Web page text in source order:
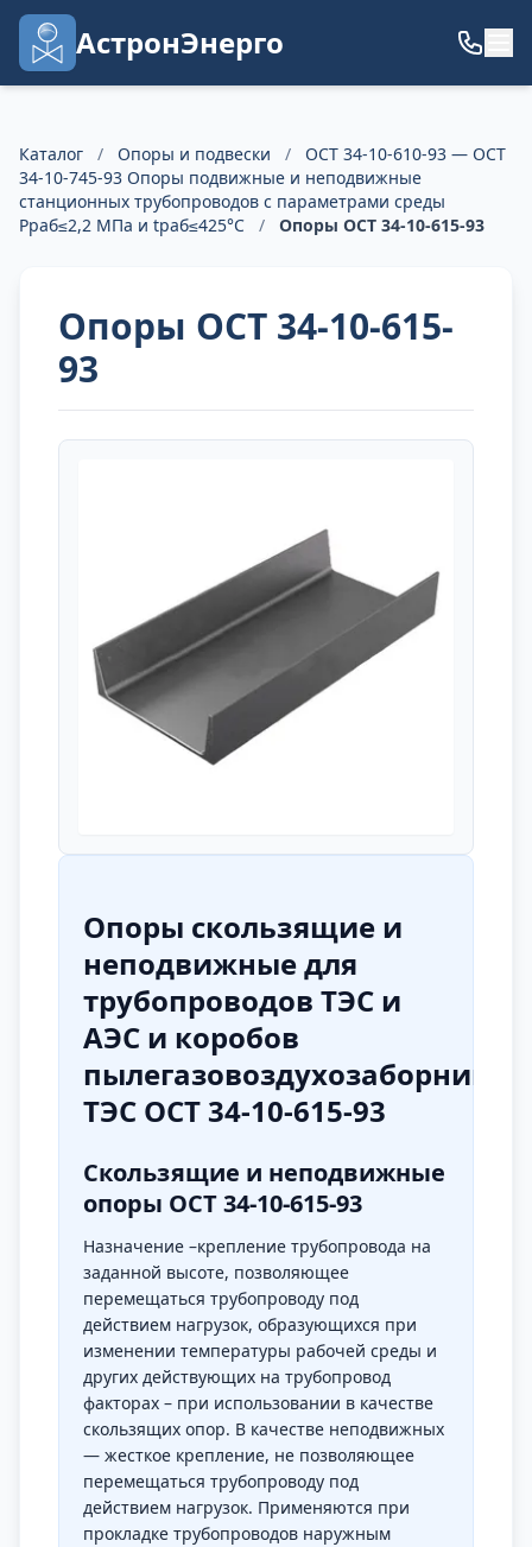
АстронЭнерго
Каталог / Опоры и подвески /
ОСТ 34-10-610-93 — ОСТ
34-10-745-93 Опоры подвижные и неподвижные
станционных трубопроводов с параметрами среды
Рраб≤2,2 МПа и tраб≤425°С
/ Опоры ОСТ 34-10-615-93
Опоры ОСТ 34-10-615-
93
Опоры скользящие и
неподвижные для
трубопроводов ТЭС и
АЭС и коробов
пылегазовоздухозаборников
ТЭС ОСТ 34-10-615-93
Скользящие и неподвижные
опоры ОСТ 34-10-615-93
Назначение –крепление трубопровода на
заданной высоте, позволяющее
перемещаться трубопроводу под
действием нагрузок, образующихся при
изменении температуры рабочей среды и
других действующих на трубопровод
факторах – при использовании в качестве
скользящих опор. В качестве неподвижных
— жесткое крепление, не позволяющее
перемещаться трубопроводу под
действием нагрузок. Применяются при
прокладке трубопроводов наружным